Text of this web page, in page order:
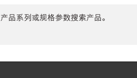
品系列或规格参数搜索产品。